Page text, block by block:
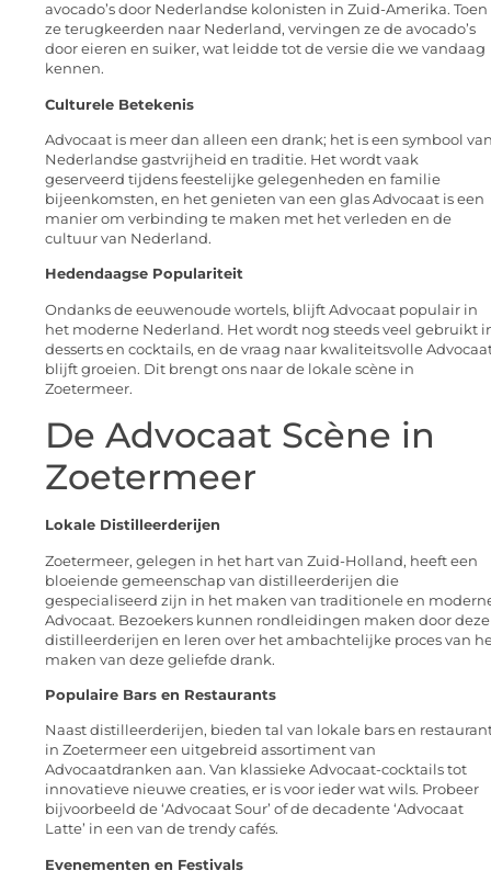
avocado’s door Nederlandse kolonisten in Zuid-Amerika. Toen
ze terugkeerden naar Nederland, vervingen ze de avocado’s
door eieren en suiker, wat leidde tot de versie die we vandaag
kennen.
Culturele Betekenis
Advocaat is meer dan alleen een drank; het is een symbool
Nederlandse gastvrijheid en traditie. Het wordt vaak
geserveerd tijdens feestelijke gelegenheden en familie
bijeenkomsten, en het genieten van een glas Advocaat is een
manier om verbinding te maken met het verleden en de
cultuur van Nederland.
Hedendaagse Populariteit
Ondanks de eeuwenoude wortels, blijft Advocaat populair in
het moderne Nederland. Het wordt nog steeds veel gebruikt
desserts en cocktails, en de vraag naar kwaliteitsvolle
blijft groeien. Dit brengt ons naar de lokale scène in
Zoetermeer.
De Advocaat Scène in
Zoetermeer
Lokale Distilleerderijen
Zoetermeer, gelegen in het hart van Zuid-Holland, heeft een
bloeiende gemeenschap van distilleerderijen die
gespecialiseerd zijn in het maken van traditionele en
Advocaat. Bezoekers kunnen rondleidingen maken door deze
distilleerderijen en leren over het ambachtelijke proces van
maken van deze geliefde drank.
Populaire Bars en Restaurants
Naast distilleerderijen, bieden tal van lokale bars en
in Zoetermeer een uitgebreid assortiment van
Advocaatdranken aan. Van klassieke Advocaat-cocktails tot
innovatieve nieuwe creaties, er is voor ieder wat wils. Probeer
bijvoorbeeld de ‘Advocaat Sour’ of de decadente ‘Advocaat
Latte’ in een van de trendy cafés.
Evenementen en Festivals